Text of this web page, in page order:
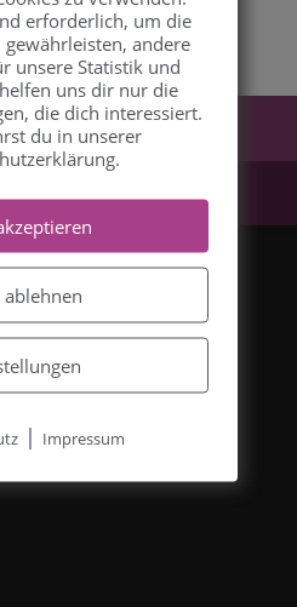
erforderlich, um die
andere
unsere Statistik und
uns dir nur die
die dich interessiert.
du in unserer
ablehnen
| Impressum